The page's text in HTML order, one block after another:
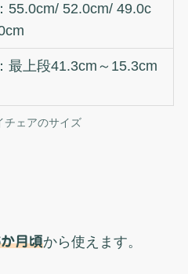
55.0cm/ 52.0cm/ 49.0c
最上段41.3cm～15.3cm
チェアのサイズ
月頃から使えます。